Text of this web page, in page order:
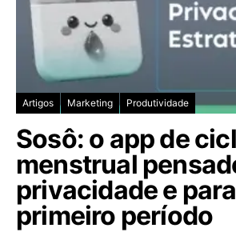
Artigos Marketing Produtividade
Sosô: o app de
menstrual
privacidade e
primeiro período